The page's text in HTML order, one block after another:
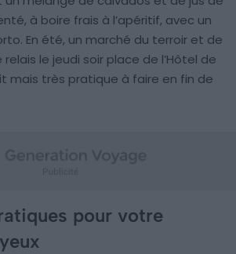
à boire frais à l’apéritif, avec un
En été, un marché du terroir et de
le jeudi soir place de l’Hôtel de
mais très pratique à faire en fin de
pour votre